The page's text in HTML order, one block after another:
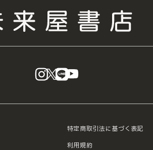
instagram
X LINE
特定商取引法に基づく表記
利用規約